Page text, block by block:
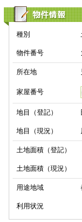
物件情報
種別
物件番号
所在地
家屋番号
地目（登記）
地目（現況）
土地面積（登記）
土地面積（現況）
用途地域
利用状況